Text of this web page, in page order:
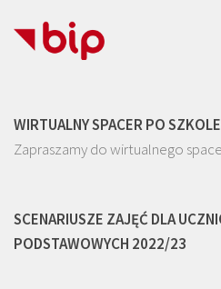
WIRTUALNY SPACER PO SZKOLE
Zapraszamy do wirtualnego
SCENARIUSZE ZAJĘĆ DLA
PODSTAWOWYCH 2022/23